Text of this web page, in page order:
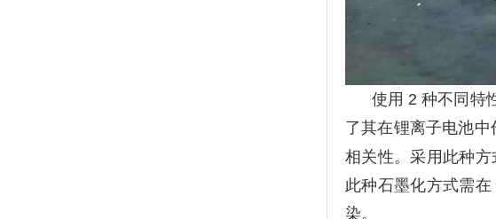
使用 2 种不同特
了其在锂离子电池中
相关性。采用此种
此种石墨化方式需
染。